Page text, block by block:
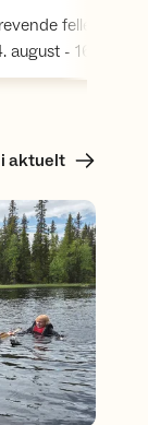
fellestur
august - 16. august
i aktuelt